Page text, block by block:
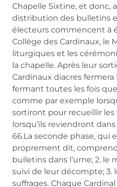
Chapelle Sixtine, et donc,
distribution des bulletins
électeurs commencent à
Collège des Cardinaux, le
liturgiques et les
la chapelle. Après leur
Cardinaux diacres fermera
fermant toutes les fois
comme par exemple
sortiront pour recueillir les
lorsqu’ils reviendront
66.La seconde phase, qui
proprement dit,
bulletins dans l’urne; 2. le
suivi de leur décompte;
suffrages. Chaque